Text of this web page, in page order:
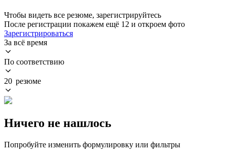
Чтобы видеть все резюме, зарегистрируйтесь
После регистрации покажем ещё 12 и откроем фото
Зарегистрироваться
За всё время
По соответствию
20 резюме
Ничего не нашлось
Попробуйте изменить формулировку или фильтры